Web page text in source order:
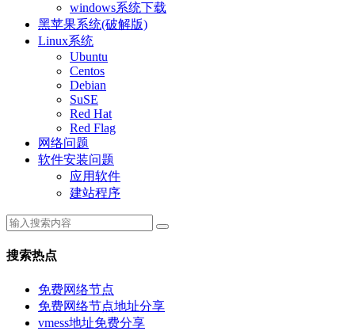
windows系统下载
黑苹果系统(破解版)
Linux系统
Ubuntu
Centos
Debian
SuSE
Red Hat
Red Flag
网络问题
软件安装问题
应用软件
建站程序
搜索热点
免费网络节点
免费网络节点地址分享
vmess地址免费分享